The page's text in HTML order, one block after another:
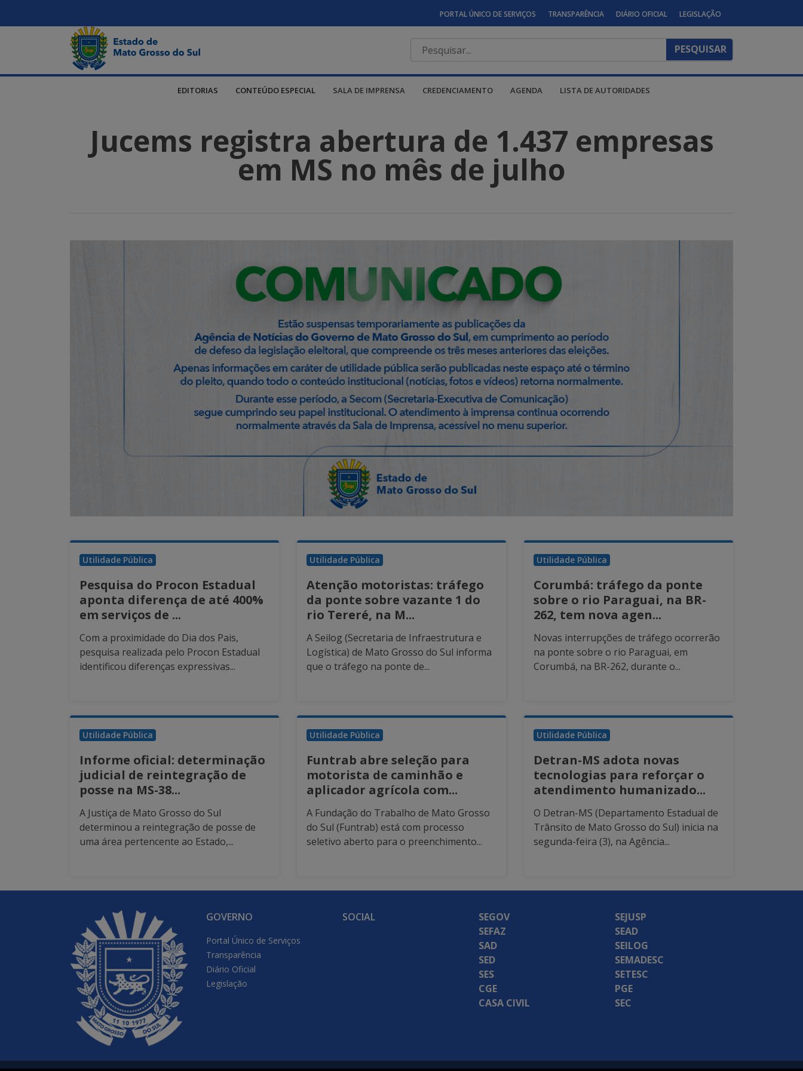
PORTAL ÚNICO DE SERVIÇOS TRANSPARÊNCIA DIÁRIO OFICIAL LEGISLAÇÃO
EDITORIAS CONTEÚDO ESPECIAL SALA DE IMPRENSA CREDENCIAMENTO AGENDA LISTA DE AUTORIDADES
Jucems registra abertura de 1.437 empresas
em MS no mês de julho
Utilidade Pública
Pesquisa do Procon Estadual
aponta diferença de até 400%
em serviços de ...
Com a proximidade do Dia dos Pais,
pesquisa realizada pelo Procon Estadual
identificou diferenças expressivas...
Utilidade Pública
Atenção motoristas: tráfego
da ponte sobre vazante 1 do
rio Tereré, na M...
A Seilog (Secretaria de Infraestrutura e
Logística) de Mato Grosso do Sul informa
que o tráfego na ponte de...
Utilidade Pública
Corumbá: tráfego da ponte
sobre o rio Paraguai, na BR-
262, tem nova agen...
Novas interrupções de tráfego ocorrerão
na ponte sobre o rio Paraguai, em
Corumbá, na BR-262, durante o...
Utilidade Pública
Informe oficial: determinação
judicial de reintegração de
posse na MS-38...
A Justiça de Mato Grosso do Sul
determinou a reintegração de posse de
uma área pertencente ao Estado,...
Utilidade Pública
Funtrab abre seleção para
motorista de caminhão e
aplicador agrícola com...
A Fundação do Trabalho de Mato Grosso
do Sul (Funtrab) está com processo
seletivo aberto para o preenchimento...
Utilidade Pública
Detran-MS adota novas
tecnologias para reforçar o
atendimento humanizado...
O Detran-MS (Departamento Estadual de
Trânsito de Mato Grosso do Sul) inicia na
segunda-feira (3), na Agência...
GOVERNO
Portal Único de Serviços
Transparência
Diário Oficial
Legislação
SOCIAL
SEGOV
SEFAZ
SAD
SED
SES
CGE
CASA CIVIL
SEJUSP
SEAD
SEILOG
SEMADESC
SETESC
PGE
SEC